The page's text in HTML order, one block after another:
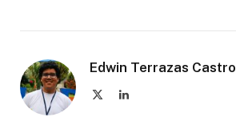
Edwin Terrazas Castro
LinkedIn